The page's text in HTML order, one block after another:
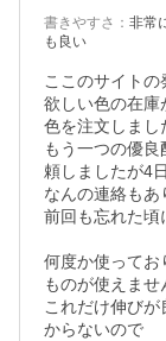
書きやすさ ： 非常
も良い
ここのサイトの
欲しい色の在庫
色を注文しまし
もう一つの優
頼しましたが4
なんの連絡もあ
前回も忘れた頃
何度か使ってお
ものが使えませ
これだけ伸び
からないので